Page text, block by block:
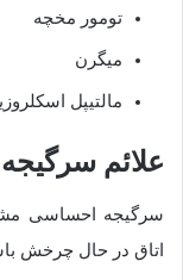
تومور مخچه
میگرن
مالتیپل
علائم سرگیجه
سرگیجه احساسی
اتاق در حال چرخش